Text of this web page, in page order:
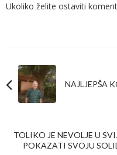
Ukoliko želite ostaviti
NAJLJEPŠA
TOLIKO JE NEVOLJE U
POKAZATI SVOJU